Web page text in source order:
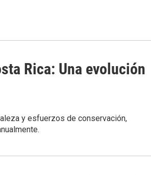
Rica: Una evolución
y esfuerzos de conservación,